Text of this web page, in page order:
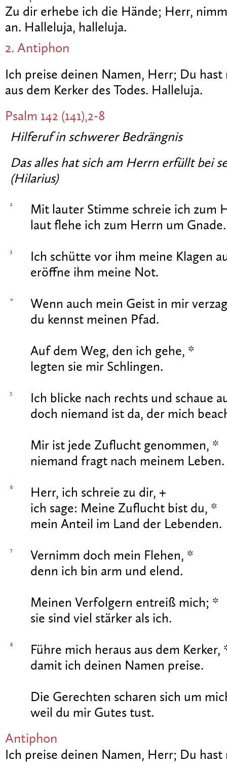
Zu dir erhebe ich die Hände; Herr,
an. Halleluja, halleluja.
2. Antiphon
Ich preise deinen Namen, Herr; Du
aus dem Kerker des Todes. Halleluja.
Psalm 142 (141),2-8
Hilferuf in schwerer Bedrängnis
Das alles hat sich am Herrn erfüllt bei
(Hilarius)
2
Mit lauter Stimme schreie ich zum
laut flehe ich zum Herrn um Gnade.
3
Ich schütte vor ihm meine Klagen
eröffne ihm meine Not.
4
Wenn auch mein Geist in mir
du kennst meinen Pfad.
Auf dem Weg, den ich gehe, *
legten sie mir Schlingen.
5
Ich blicke nach rechts und schaue
doch niemand ist da, der mich
Mir ist jede Zuflucht genommen, *
niemand fragt nach meinem Leben.
6
Herr, ich schreie zu dir, +
ich sage: Meine Zuflucht bist du, *
mein Anteil im Land der Lebenden.
7
Vernimm doch mein Flehen, *
denn ich bin arm und elend.
Meinen Verfolgern entreiß mich; *
sie sind viel stärker als ich.
8
Führe mich heraus aus dem Kerker,
damit ich deinen Namen preise.
Die Gerechten scharen sich um
weil du mir Gutes tust.
Antiphon
Ich preise deinen Namen, Herr; Du